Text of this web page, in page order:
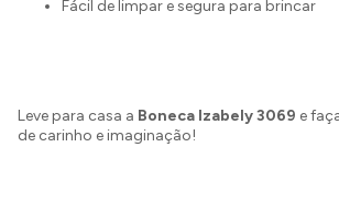
Fácil de limpar e segura para brincar
Leve para casa a Boneca Izabely 3069 e
de carinho e imaginação!